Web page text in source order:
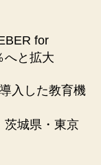
for
へと拡⼤
⼊した教育機
茨城県・東京